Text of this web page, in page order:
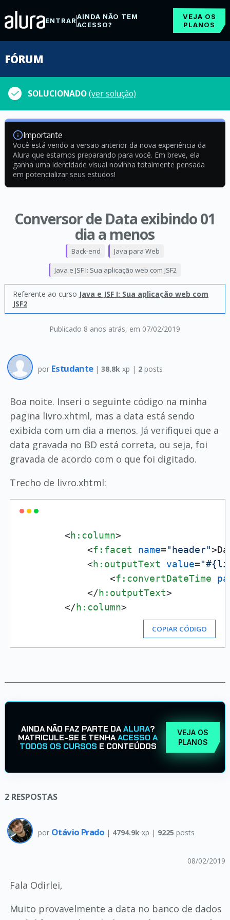
ENTRARAINDA NÃO TEM
ACESSO?
VEJA OS
PLANOS
FÓRUM
SOLUCIONADO(ver solução)
Importante
Você está vendo a versão anterior da nova experiência da
Alura que estamos preparando para você. Em breve, ela
ganha uma identidade visual novinha totalmente pensada
em potencializar seus estudos!
Conversor de Data exibindo 01
dia a menos
Publicado 8 anos atrás, em 07/02/2019
Back-end Java para Web
Java e JSF I: Sua aplicação web com JSF2
Referente ao curso Java e JSF I: Sua aplicação web com
JSF2
por Estudante | 38.8k xp | 2posts
Boa noite. Inseri o seguinte código na minha
pagina livro.xhtml, mas a data está sendo
exibida com um dia a menos. Já verifiquei que a
data gravada no BD está correta, ou seja, foi
gravada de acordo com o que foi digitado.
Trecho de livro.xhtml:
<h:column>
<f:facet name="header">
<h:outputText value=
<f:convertDateTime
</h:outputText>
</h:column>
COPIAR CÓDIGO
AINDA NÃO FAZ PARTE DAALURA?
MATRICULE-SE E TENHAACESSO A
TODOS OS CURSOS E CONTEÚDOS
VEJA OS
PLANOS
2 RESPOSTAS
por Otávio Prado | 4794.9k xp | 9225 posts
08/02/2019
Fala Odirlei,
Muito provavelmente a data no banco de dados